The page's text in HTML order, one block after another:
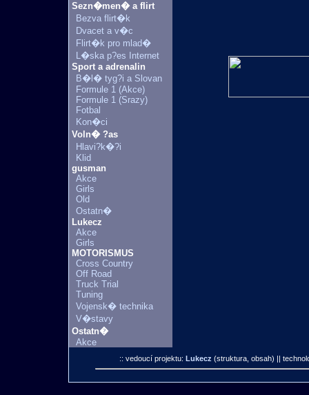
Sezn�men� a flirt
Bezva flirt�k
Dvacet a v�c
Flirt�k pro mlad�
L�ska p?es Internet
Sport a adrenalin
B�l� tyg?i a Slovan
Formule 1 (Akce)
Formule 1 (Srazy)
Fotbal
Kon�ci
Voln� ?as
Hlavi?k�?i
Klid
gusman
Akce
Girls
Old
Ostatn�
Lukecz
Akce
Girls
MOTORISMUS
Cross Country
Off Road
Truck Trial
Tuning
Vojensk� technika
V�stavy
Ostatn�
Akce
:: vedoucí projektu: Lukecz (struktura, obsah) ||